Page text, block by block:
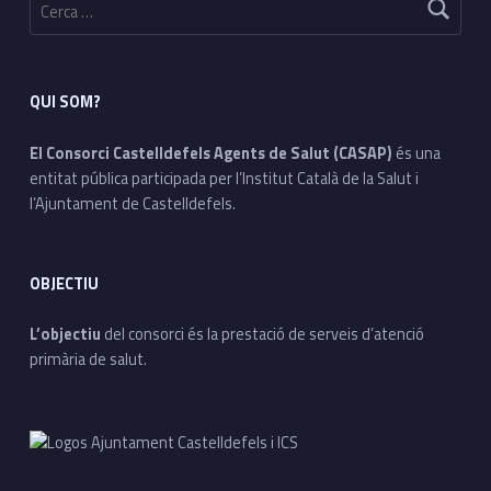
QUI SOM?
El Consorci Castelldefels Agents de Salut (CASAP) és una
entitat pública participada per l’Institut Català de la Salut i
l’Ajuntament de Castelldefels.
OBJECTIU
L’objectiu del consorci és la prestació de serveis d’atenció
primària de salut.